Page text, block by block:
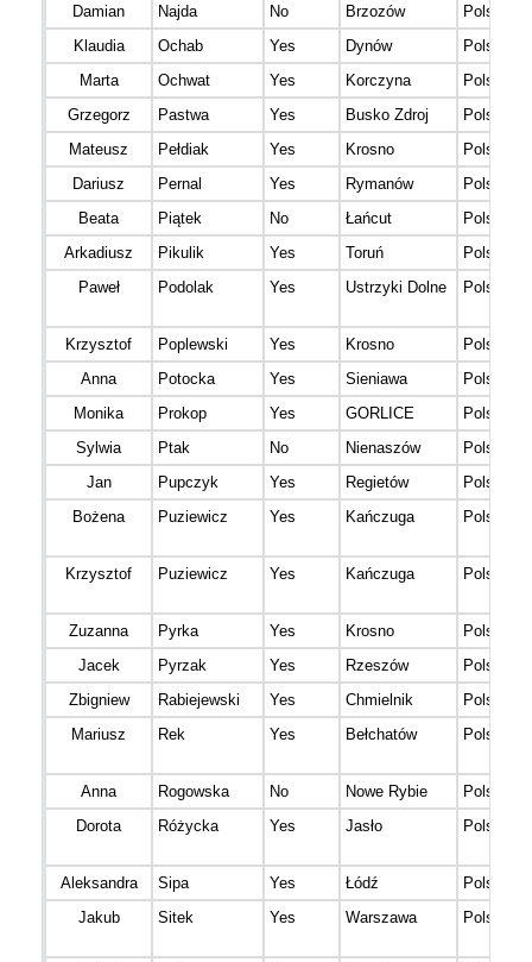
Damian Najda No Brzozów
Polska
Klaudia
Ochab Yes Dynów
Polska
Marta
Ochwat Yes Korczyna
Polska
Grzegorz
Pastwa Yes Busko Zdroj
Polska
Mateusz
Pełdiak Yes Krosno
Polska
Dariusz
Pernal Yes Rymanów
Polska
Beata
Piątek No Łańcut
Polska
Arkadiusz
Pikulik Yes Toruń
Polska
Paweł
Podolak Yes Ustrzyki Dolne Polska
Krzysztof Poplewski Yes Krosno
Polska
Anna
Potocka Yes Sieniawa
Polska
Monika
Prokop Yes GORLICE
Polska
Sylwia
Ptak No Nienaszów
Polska
Jan
Pupczyk Yes Regietów
Polska
Bożena
Puziewicz Yes Kańczuga Polska
Krzysztof Puziewicz Yes Kańczuga Polska
Zuzanna Pyrka Yes Krosno
Polska
Jacek
Pyrzak Yes Rzeszów
Polska
Zbigniew
Rabiejewski Yes Chmielnik
Polska
Mariusz
Rek Yes Bełchatów Polska
Anna Rogowska No Nowe Rybie
Polska
Dorota
Różycka Yes Jasło Polska
Aleksandra Sipa Yes Łódź
Polska
Jakub
Sitek Yes Warszawa Polska